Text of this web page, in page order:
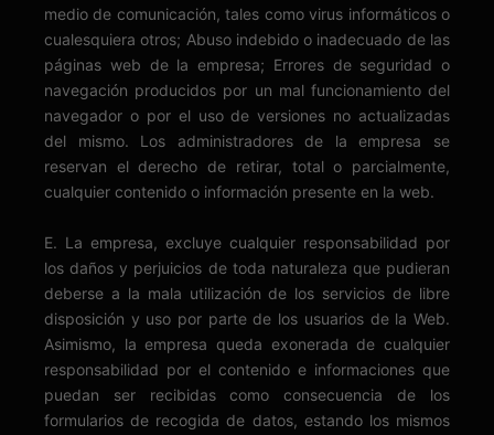
medio de comunicación, tales como virus informáticos o
cualesquiera otros; Abuso indebido o inadecuado de las
páginas web de la empresa; Errores de seguridad o
navegación producidos por un mal funcionamiento del
navegador o por el uso de versiones no actualizadas
del mismo. Los administradores de la empresa se
reservan el derecho de retirar, total o parcialmente,
cualquier contenido o información presente en la web.
E. La empresa, excluye cualquier responsabilidad por
los daños y perjuicios de toda naturaleza que pudieran
deberse a la mala utilización de los servicios de libre
disposición y uso por parte de los usuarios de la Web.
Asimismo, la empresa queda exonerada de cualquier
responsabilidad por el contenido e informaciones que
puedan ser recibidas como consecuencia de los
formularios de recogida de datos, estando los mismos